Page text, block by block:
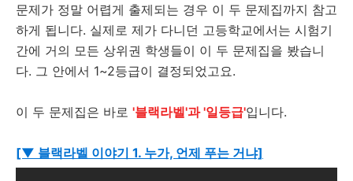
문제가 정말 어렵게 출제되는 경우 이 두 문제집까지 참고
하게 됩니다. 실제로 제가 다니던 고등학교에서는 시험기
간에 거의 모든 상위권 학생들이 이 두 문제집을 봤습니
다. 그 안에서 1~2등급이 결정되었고요.
이 두 문제집은 바로 '블랙라벨'과 '일등급'입니다.
[▼ 블랙라벨 이야기 1. 누가, 언제 푸는 거냐]